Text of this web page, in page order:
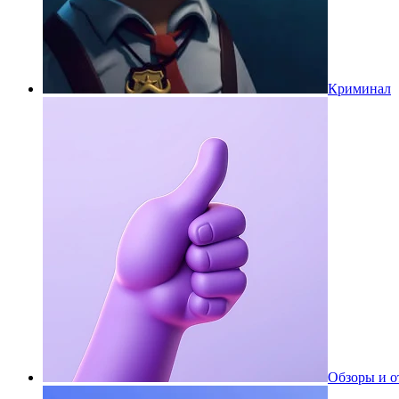
Криминал
Обзоры и